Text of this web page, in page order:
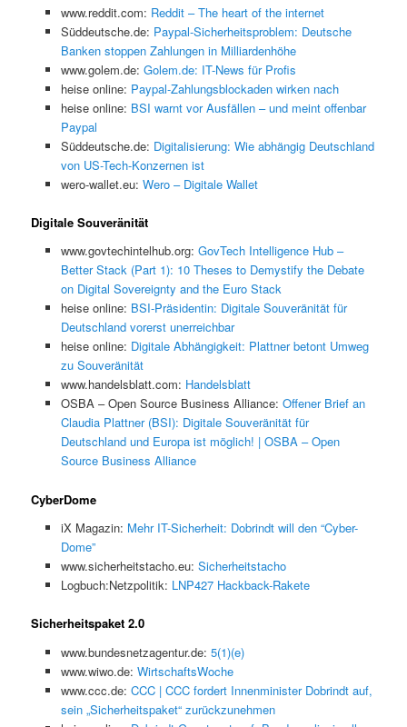
www.reddit.com: Reddit – The heart of the internet
Süddeutsche.de: Paypal-Sicherheitsproblem: Deutsche
Banken stoppen Zahlungen in Milliardenhöhe
www.golem.de: Golem.de: IT-News für Profis
heise online: Paypal-Zahlungsblockaden wirken nach
heise online: BSI warnt vor Ausfällen – und meint offenbar
Paypal
Süddeutsche.de: Digitalisierung: Wie abhängig Deutschland
von US-Tech-Konzernen ist
wero-wallet.eu: Wero – Digitale Wallet
Digitale Souveränität
www.govtechintelhub.org: GovTech Intelligence Hub –
Better Stack (Part 1): 10 Theses to Demystify the Debate
on Digital Sovereignty and the Euro Stack
heise online: BSI-Präsidentin: Digitale Souveränität für
Deutschland vorerst unerreichbar
heise online: Digitale Abhängigkeit: Plattner betont Umweg
zu Souveränität
www.handelsblatt.com: Handelsblatt
OSBA – Open Source Business Alliance: Offener Brief an
Claudia Plattner (BSI): Digitale Souveränität für
Deutschland und Europa ist möglich! | OSBA – Open
Source Business Alliance
CyberDome
iX Magazin: Mehr IT-Sicherheit: Dobrindt will den “Cyber-
Dome”
www.sicherheitstacho.eu: Sicherheitstacho
Logbuch:Netzpolitik: LNP427 Hackback-Rakete
Sicherheitspaket 2.0
www.bundesnetzagentur.de: 5(1)(e)
www.wiwo.de: WirtschaftsWoche
www.ccc.de: CCC | CCC fordert Innenminister Dobrindt auf,
sein „Sicherheitspaket“ zurückzunehmen